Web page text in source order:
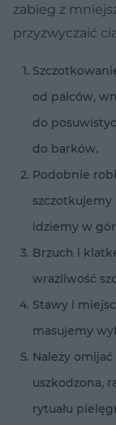
zabieg z
przyzwyczaić
od palców,
do
do barków.
Podobnie
idziemy w
Brzuch i
wrażliwość
Stawy i
masujemy
Należy
uszkodzona,
rytuału